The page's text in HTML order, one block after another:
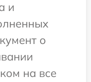
и
о
на все